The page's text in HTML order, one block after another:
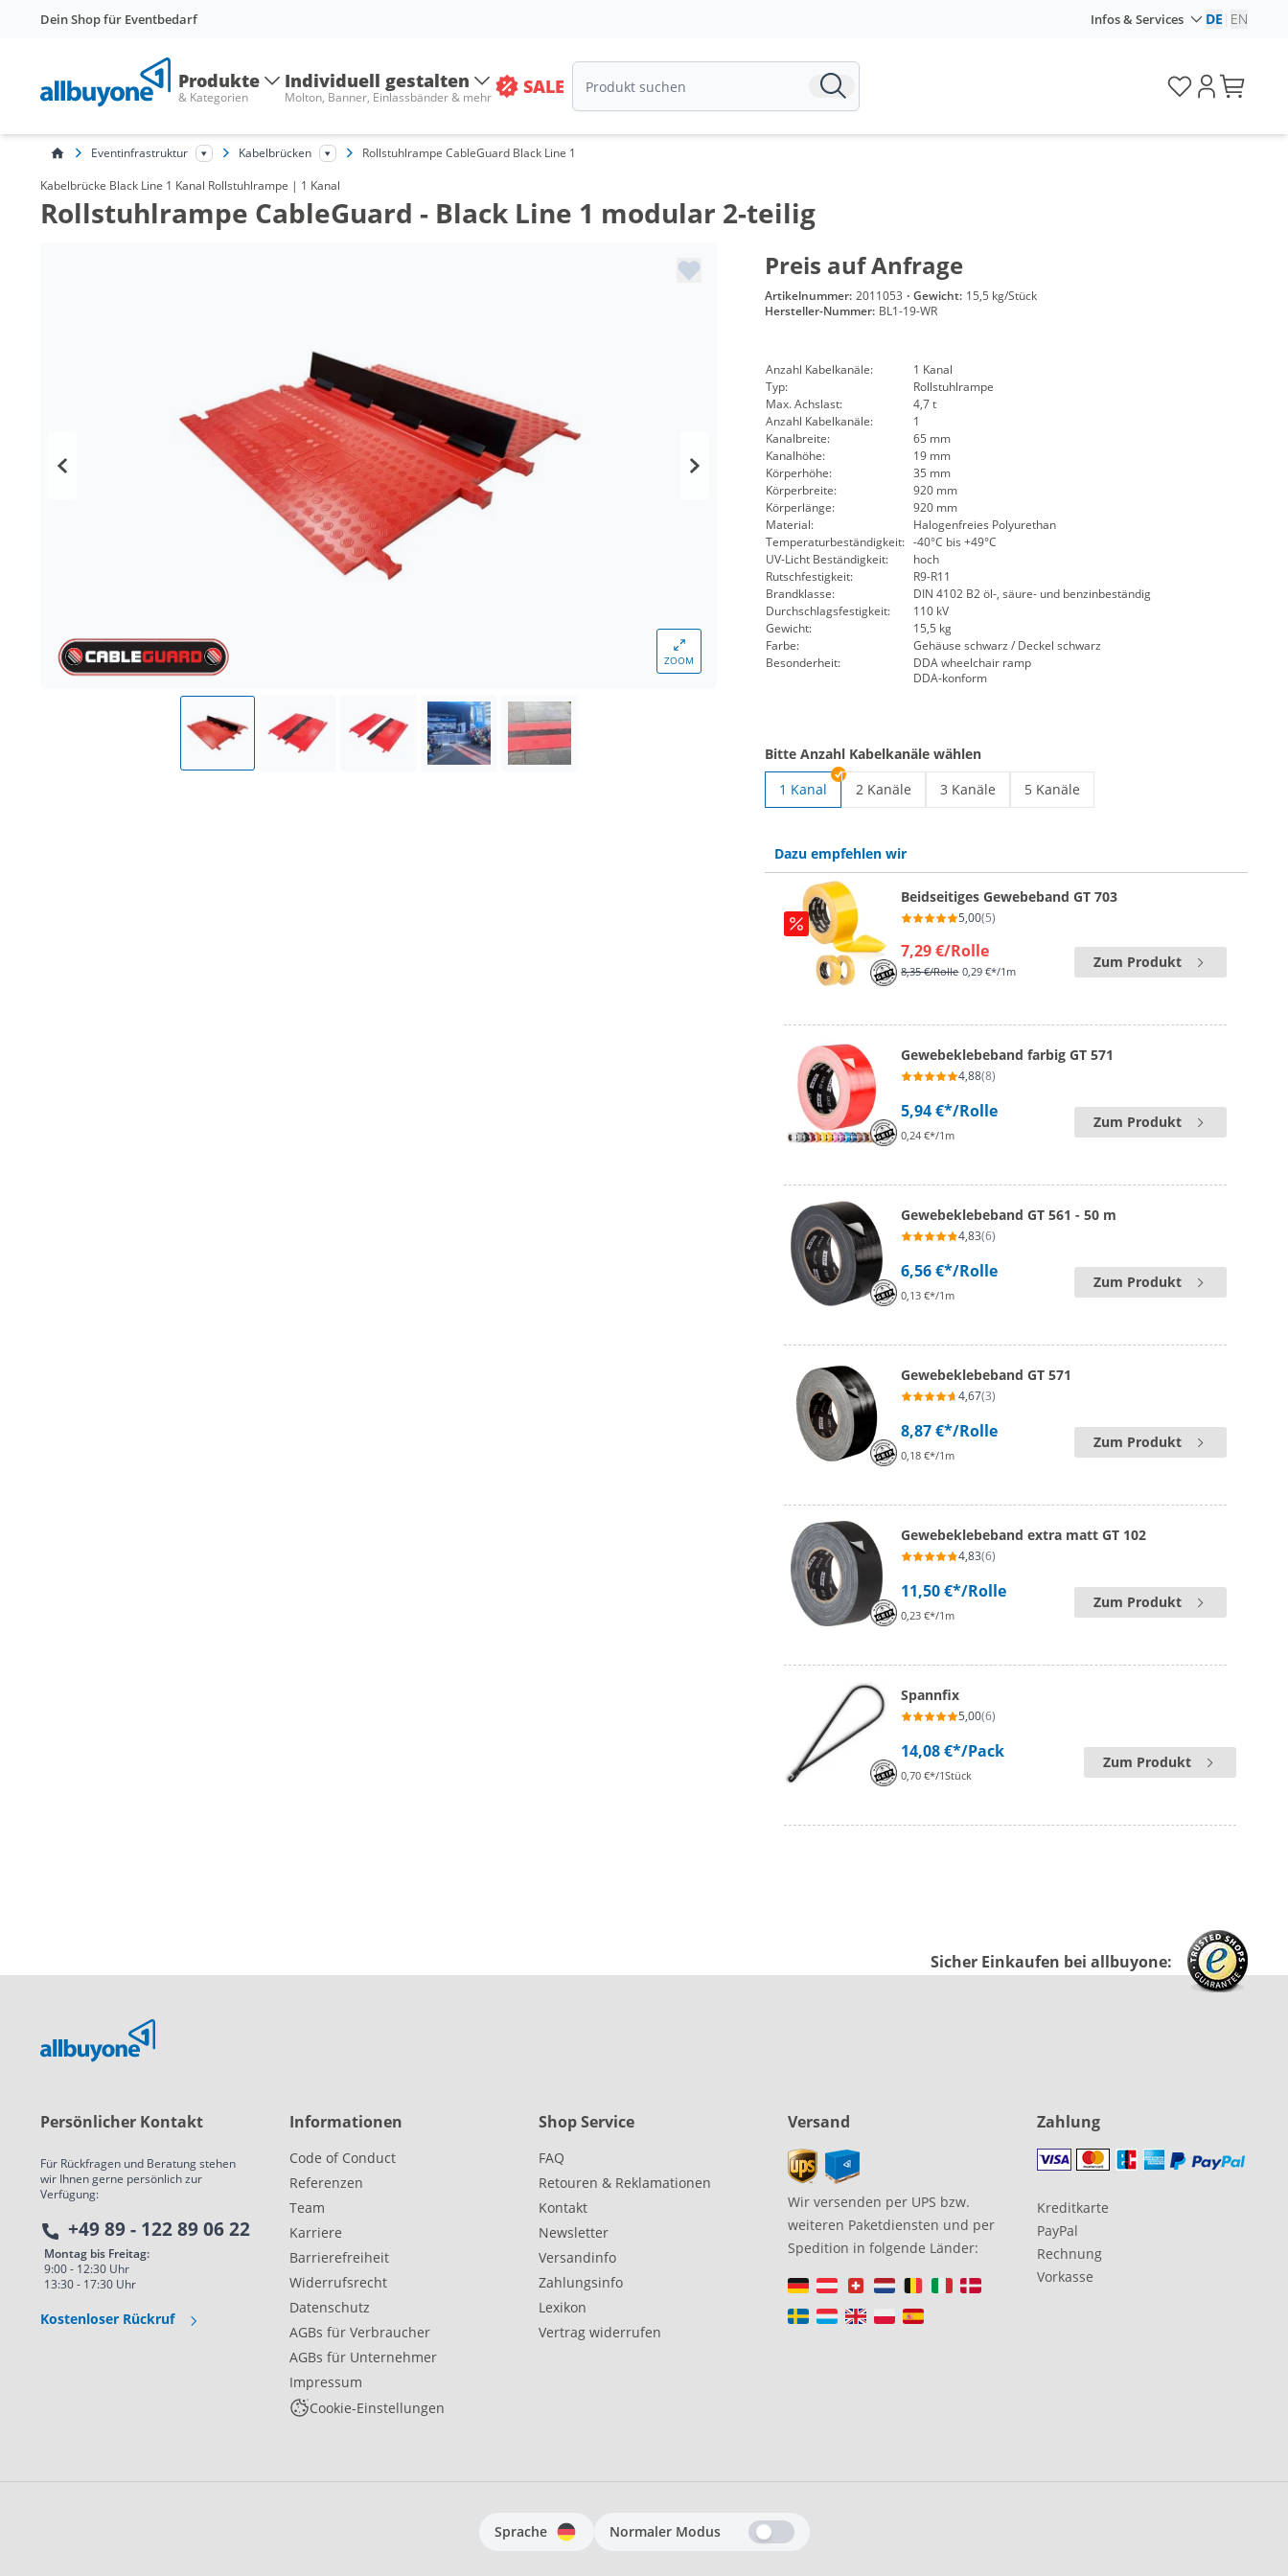
Dein Shop für Eventbedarf Infos & Services DE EN
Produkte
& Kategorien
Individuell gestalten
Molton, Banner, Einlassbänder & mehr SALE
Eventinfrastruktur Kabelbrücken Rollstuhlrampe CableGuard Black Line 1
Kabelbrücke Black Line 1 Kanal Rollstuhlrampe | 1 Kanal
Rollstuhlrampe CableGuard - Black Line 1 modular 2-teilig
ZOOM
Preis auf Anfrage
Artikelnummer: 2011053 · Gewicht: 15,5 kg/Stück
Hersteller-Nummer: BL1-19-WR
Anzahl Kabelkanäle:
1 Kanal
Typ:
Rollstuhlrampe
Max. Achslast:
4,7 t
Anzahl Kabelkanäle:
1
Kanalbreite:
65 mm
Kanalhöhe:
19 mm
Körperhöhe:
35 mm
Körperbreite:
920 mm
Körperlänge:
920 mm
Material:
Halogenfreies Polyurethan
Temperaturbeständigkeit: -40°C bis +49°C
UV-Licht Beständigkeit:
hoch
Rutschfestigkeit:
R9-R11
Brandklasse:
DIN 4102 B2 öl-, säure- und benzinbeständig
Durchschlagsfestigkeit:
110 kV
Gewicht:
15,5 kg
Farbe:
Gehäuse schwarz / Deckel schwarz
Besonderheit:
DDA wheelchair ramp
DDA-konform
Bitte Anzahl Kabelkanäle wählen
1 Kanal
2 Kanäle
3 Kanäle
5 Kanäle
Dazu empfehlen wir
Beidseitiges Gewebeband GT 703
5,00(5)
7,29 €/Rolle
8,35 €/Rolle 0,29 €*/1m
Zum Produkt
Gewebeklebeband farbig GT 571
4,88(8)
5,94 €*/Rolle
0,24 €*/1m
Zum Produkt
Gewebeklebeband GT 561 - 50 m
4,83(6)
6,56 €*/Rolle
0,13 €*/1m
Zum Produkt
Gewebeklebeband GT 571
4,67(3)
8,87 €*/Rolle
0,18 €*/1m
Zum Produkt
Gewebeklebeband extra matt GT 102
4,83(6)
11,50 €*/Rolle
0,23 €*/1m
Zum Produkt
Spannfix
5,00(6)
14,08 €*/Pack
0,70 €*/1Stück
Zum Produkt
Sicher Einkaufen bei allbuyone:
Persönlicher Kontakt
Für Rückfragen und Beratung stehen
wir Ihnen gerne persönlich zur
Verfügung:
+49 89 - 122 89 06 22
Montag bis Freitag:
9:00 - 12:30 Uhr
13:30 - 17:30 Uhr
Kostenloser Rückruf
Informationen
Code of Conduct
Referenzen
Team
Karriere
Barrierefreiheit
Widerrufsrecht
Datenschutz
AGBs für Verbraucher
AGBs für Unternehmer
Impressum
Cookie-Einstellungen
Shop Service
FAQ
Retouren & Reklamationen
Kontakt
Newsletter
Versandinfo
Zahlungsinfo
Lexikon
Vertrag widerrufen
Versand
Wir versenden per UPS bzw.
weiteren Paketdiensten und per
Spedition in folgende Länder:
Zahlung
Kreditkarte
PayPal
Rechnung
Vorkasse
Sprache Normaler Modus